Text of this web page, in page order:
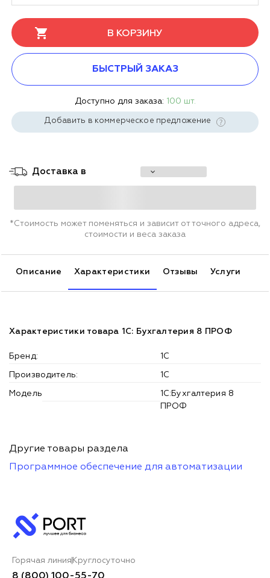
В КОРЗИНУ
БЫСТРЫЙ ЗАКАЗ
Доступно для заказа: 100 шт.
Добавить в коммерческое предложение
Доставка в
*Стоимость может поменяться и зависит от точного адреса,
стоимости и веса заказа
Описание Характеристики Отзывы Услуги
Характеристики товара 1С: Бухгалтерия 8 ПРОФ
Бренд: 1С
Производитель: 1С
Модель
1С:Бухгалтерия 8
ПРОФ
Другие товары раздела
Программное обеспечение для автоматизации
Горячая линия Круглосуточно